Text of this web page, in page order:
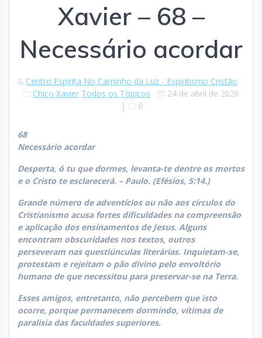
Xavier – 68 –
Necessário acordar
Centro Espírita No Caminho da Luz - Espiritismo Cristão
Chico Xavier Todos os Tópicos
24 de abril de 2026
|
0
68
Necessário acordar
Desperta, ó tu que dormes, levanta-te dentre os mortos
e o Cristo te esclarecerá. – Paulo. (Efésios, 5:14.)
Grande número de adventícios ou não aos círculos do
Cristianismo acusa fortes dificuldades na compreensão
e aplicação dos ensinamentos de Jesus. Alguns
encontram obscuridades nos textos, outros
perseveram nas questiúnculas literárias. Inquietam-se,
protestam e rejeitam o pão divino pelo envoltório
humano de que necessitou para preservar-se na Terra.
Esses amigos, entretanto, não percebem que isto
ocorre, porque permanecem dormindo, vítimas de
paralisia das faculdades superiores.